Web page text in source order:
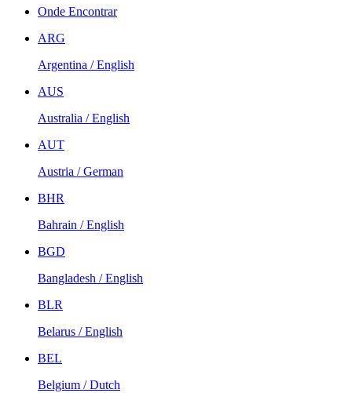
Onde Encontrar
ARG
Argentina / English
AUS
Australia / English
AUT
Austria / German
BHR
Bahrain / English
BGD
Bangladesh / English
BLR
Belarus / English
BEL
Belgium / Dutch